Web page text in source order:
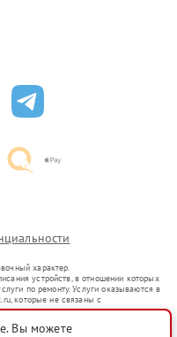
характер.
устройств, в отношении которых
по ремонту. Услуги оказываются в
которые не связаны с
представителями.
в гражданский оборот в соответствии
Вы можете